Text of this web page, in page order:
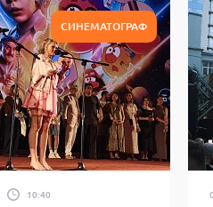
СИНЕМАТОГРАФ
10:40